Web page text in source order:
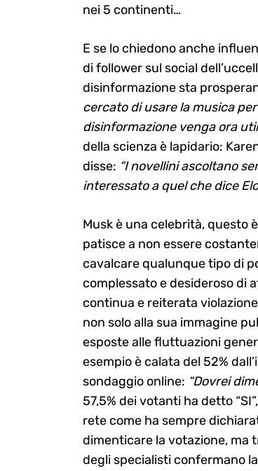
nei 5 continenti…
E se lo chiedono anche
di follower sul social
disinformazione sta
cercato di usare la musica
disinformazione venga ora
della scienza è lapidario:
disse: “I novellini ascoltano
interessato a quel che dice
Musk è una celebrità, questo
patisce a non essere
cavalcare qualunque tipo di
complessato e desideroso di
continua e reiterata
non solo alla sua immagine
esposte alle fluttuazioni
esempio è calata del 52%
sondaggio online: “Dovrei
57,5% dei votanti ha detto
rete come ha sempre
dimenticare la votazione, ma
degli specialisti confermano